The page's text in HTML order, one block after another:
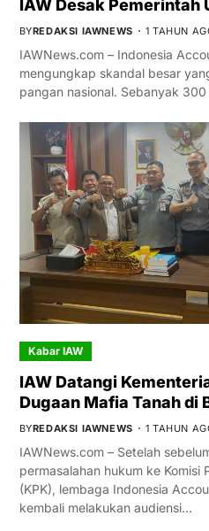
IAW Desak Pemerintah
BYREDAKSI IAWNEWS 1 TAHUN
IAWNews.com – Indonesia
mengungkap skandal besar
pangan nasional. Sebanyak
Kabar IAW
IAW Datangi
Dugaan Mafia Tanah di
BYREDAKSI IAWNEWS 1 TAHUN
IAWNews.com – Setelah
permasalahan hukum ke Komisi
(KPK), lembaga Indonesia
kembali melakukan audiensi…